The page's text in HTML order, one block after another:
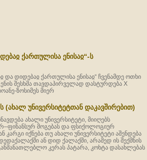
ქართულისა ენისაჲ“-ს
დიდებაჲ ქართულისა ენისაჲ“ ჩვენამდე ოთხი
შესხმა თავდაპირველად დასტურდება X
ზოსიმეს მიერ
(ახალ უნივერსიტეტთან დაკავშირებით)
ახალი უნივერსიტეტი, მიიღებს
მოგებას და ფსიქოლოგიურ
კარგი იქნება თუ ახალი უნივერსიტეტი აშენდება
ან დიდ ქალაქში, არამედ ის შექმნის
კერას პატარა, კოხტა დასახლებას